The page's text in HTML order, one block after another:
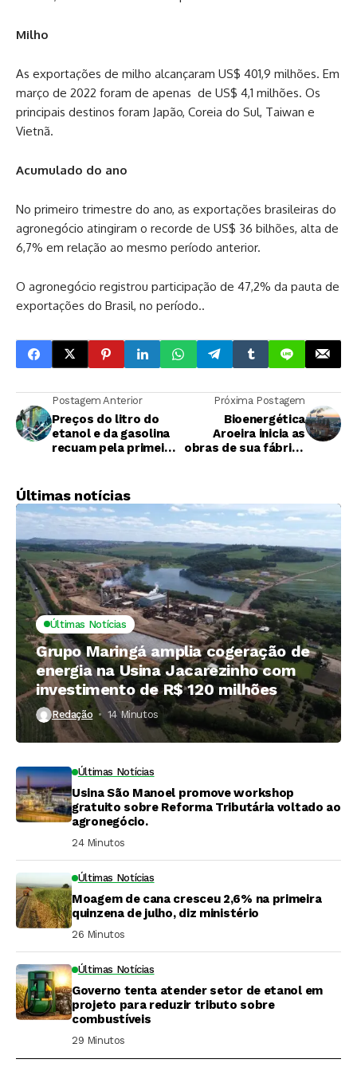
Milho
As exportações de milho alcançaram US$ 401,9 milhões. Em
março de 2022 foram de apenas de US$ 4,1 milhões. Os
principais destinos foram Japão, Coreia do Sul, Taiwan e
Vietnã.
Acumulado do ano
No primeiro trimestre do ano, as exportações brasileiras do
agronegócio atingiram o recorde de US$ 36 bilhões, alta de
6,7% em relação ao mesmo período anterior.
O agronegócio registrou participação de 47,2% da pauta de
exportações do Brasil, no período..
Postagem Anterior
Preços do litro do
etanol e da gasolina
recuam pela primeira
Próxima Postagem
Bioenergética
Aroeira inicia as
obras de sua fábrica
Últimas notícias
Últimas Notícias
Grupo Maringá amplia cogeração de
energia na Usina Jacarezinho com
investimento de R$ 120 milhões
Redação 14 Minutos ⁮
Últimas Notícias
Usina São Manoel promove workshop
gratuito sobre Reforma Tributária voltado ao
agronegócio.
24 Minutos ⁮
Últimas Notícias
Moagem de cana cresceu 2,6% na primeira
quinzena de julho, diz ministério
26 Minutos ⁮
Últimas Notícias
Governo tenta atender setor de etanol em
projeto para reduzir tributo sobre
combustíveis
29 Minutos ⁮